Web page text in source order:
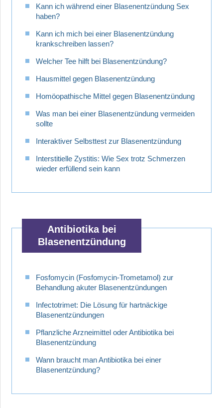
Kann ich während einer Blasenentzündung Sex
haben?
Kann ich mich bei einer Blasenentzündung
krankschreiben lassen?
Welcher Tee hilft bei Blasenentzündung?
Hausmittel gegen Blasenentzündung
Homöopathische Mittel gegen Blasenentzündung
Was man bei einer Blasenentzündung vermeiden
sollte
Interaktiver Selbsttest zur Blasenentzündung
Interstitielle Zystitis: Wie Sex trotz Schmerzen
wieder erfüllend sein kann
Antibiotika bei
Blasenentzündung
Fosfomycin (Fosfomycin-Trometamol) zur
Behandlung akuter Blasenentzündungen
Infectotrimet: Die Lösung für hartnäckige
Blasenentzündungen
Pflanzliche Arzneimittel oder Antibiotika bei
Blasenentzündung
Wann braucht man Antibiotika bei einer
Blasenentzündung?